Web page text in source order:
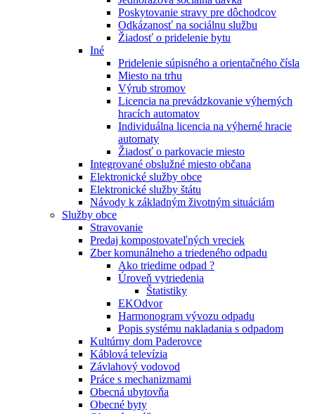
Poskytovanie stravy pre dôchodcov
Odkázanosť na sociálnu službu
Žiadosť o pridelenie bytu
Iné
Pridelenie súpisného a orientačného čísla
Miesto na trhu
Výrub stromov
Licencia na prevádzkovanie výherných
hracích automatov
Individuálna licencia na výherné hracie
automaty
Žiadosť o parkovacie miesto
Integrované obslužné miesto občana
Elektronické služby obce
Elektronické služby štátu
Návody k základným životným situáciám
Služby obce
Stravovanie
Predaj kompostovateľných vreciek
Zber komunálneho a triedeného odpadu
Ako triedime odpad ?
Úroveň vytriedenia
Štatistiky
EKOdvor
Harmonogram vývozu odpadu
Popis systému nakladania s odpadom
Kultúrny dom Paderovce
Káblová televízia
Závlahový vodovod
Práce s mechanizmami
Obecná ubytovňa
Obecné byty